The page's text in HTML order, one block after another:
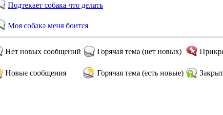
Подтекает собака что делать
Моя собака меня боится
Нет новых сообщений
Новые сообщения
Горячая тема (нет новых)
Горячая тема (есть новые)